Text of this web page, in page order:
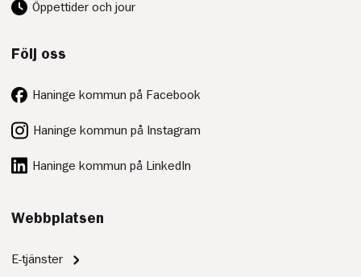
Öppettider och jour
Följ oss
Haninge kommun på Facebook
Haninge kommun på Instagram
Haninge kommun på LinkedIn
Webbplatsen
E-tjänster